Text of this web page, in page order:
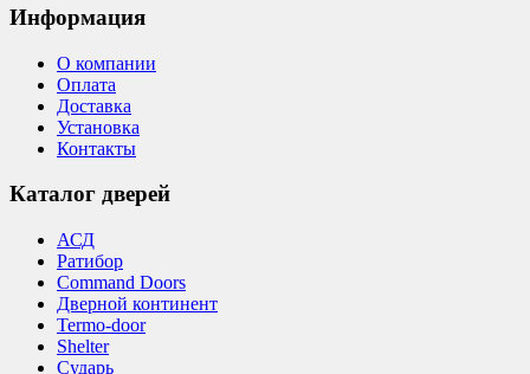
Информация
О компании
Оплата
Доставка
Установка
Контакты
Каталог дверей
АСД
Ратибор
Command Doors
Дверной континент
Termo-door
Shelter
Сударь